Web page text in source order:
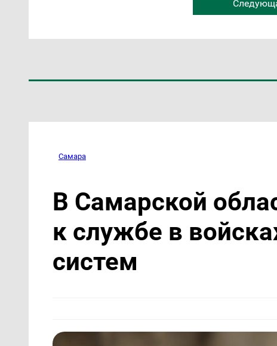
Самара
В Самарской
к службе в
систем